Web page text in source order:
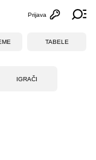
Otvori
Prijava
TABELE
IGRAČI